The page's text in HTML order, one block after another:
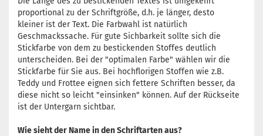
proportional zu der Schriftgröße, d.h. je länger, desto
kleiner ist der Text. Die Farbwahl ist natürlich
Geschmackssache. Für gute Sichbarkeit sollte sich die
Stickfarbe von dem zu bestickenden Stoffes deutlich
unterscheiden. Bei der "optimalen Farbe" wählen wir die
Stickfarbe für Sie aus. Bei hochflorigen Stoffen wie z.B.
Teddy und Frottee eignen sich fettere Schriften besser, da
diese nicht so leicht "einsinken" können. Auf der Rückseite
ist der Untergarn sichtbar.
Wie sieht der Name in den Schriftarten aus?